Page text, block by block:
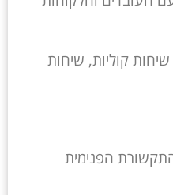
קוליות, שיחות
הפנימית